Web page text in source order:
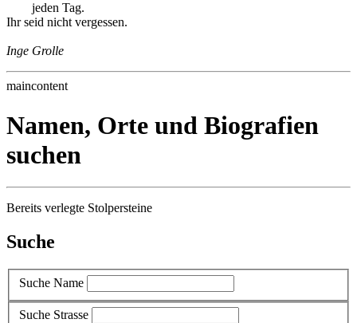
jeden Tag.
Ihr seid nicht vergessen.
Inge Grolle
maincontent
Namen, Orte und Biografien
suchen
Bereits verlegte Stolpersteine
Suche
Suche Name
Suche Strasse